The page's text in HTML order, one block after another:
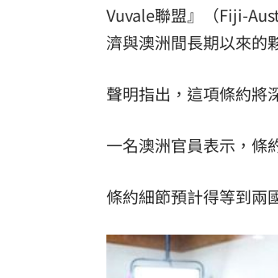
Vuvale聯盟』（Fiji-
濟與澳洲間長期以來的
聲明指出，這項條約將
一名澳洲官員表示，條
條約細節預計得等到兩